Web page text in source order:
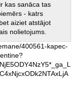
kas sanāca tas
- katrs
aiziet atstājot
nolietojums.
400561-kapec-